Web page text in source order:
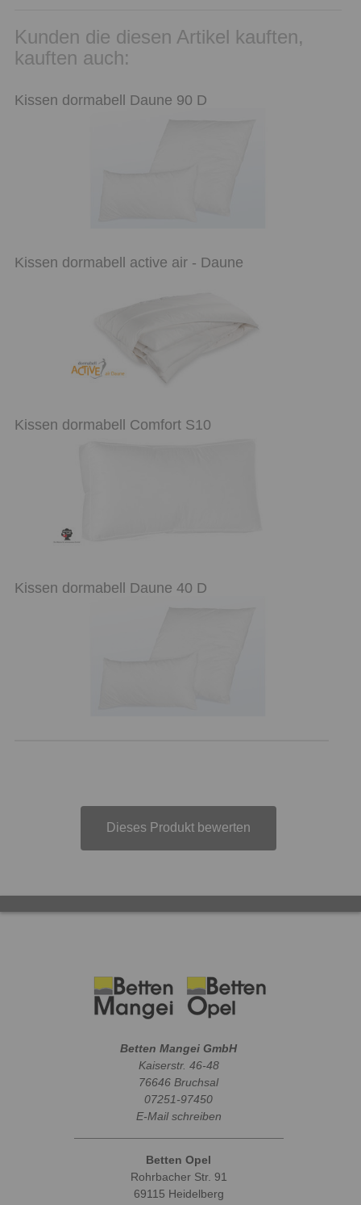
Kunden die diesen Artikel kauften,
kauften auch:
Kissen dormabell Daune 90 D
Kissen dormabell active air - Daune
Kissen dormabell Comfort S10
Kissen dormabell Daune 40 D
Dieses Produkt bewerten
Betten Mangei GmbH
Kaiserstr. 46-48
76646 Bruchsal
07251-97450
E-Mail schreiben
Betten Opel
Rohrbacher Str. 91
69115 Heidelberg